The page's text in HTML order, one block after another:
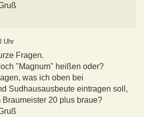
Uhr
Fragen.
"Magnum" heißen oder?
was ich oben bei
Sudhausausbeute eintragen soll,
20 plus braue?